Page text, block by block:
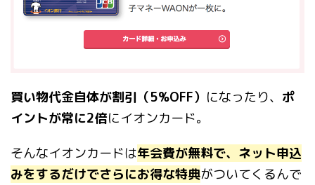
買い物代金自体が割引（5%OFF） になったり、 ポ
イントが常に2倍にイオンカード。
そんなイオンカードは年会費が無料で、ネット申込
みをするだけでさらにお得な特典がついてくるんで